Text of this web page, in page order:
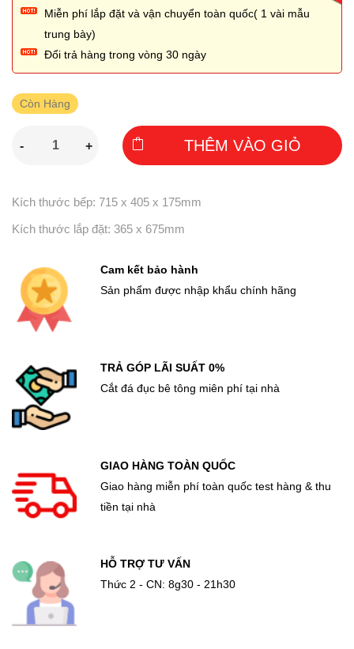
Miễn phí lắp đặt và vận chuyển toàn quốc( 1 vài mẫu
trung bày)
Đổi trả hàng trong vòng 30 ngày
Còn Hàng
- + THÊM VÀO GIỎ
Kích thước bếp: 715 x 405 x 175mm
Kích thước lắp đặt: 365 x 675mm
Cam kết bảo hành
Sản phẩm được nhập khẩu chính hãng
TRẢ GÓP LÃI SUẤT 0%
Cắt đá đục bê tông miên phí tại nhà
GIAO HÀNG TOÀN QUỐC
Giao hàng miễn phí toàn quốc test hàng & thu
tiền tại nhà
HỖ TRỢ TƯ VẤN
Thức 2 - CN: 8g30 - 21h30